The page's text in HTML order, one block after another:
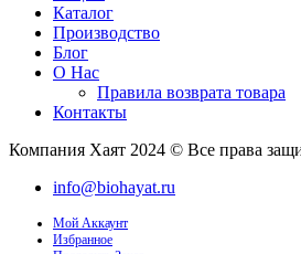
Каталог
Производство
Блог
О Нас
Правила возврата товара
Контакты
Компания Хаят 2024 © Все права
info@biohayat.ru
Мой Аккаунт
Избранное